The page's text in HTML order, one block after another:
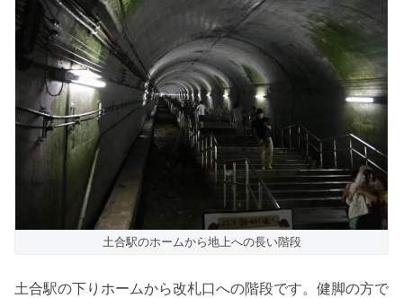
土合駅のホームから地上への長い階段
土合駅の下りホームから改札口への階段です。健脚の方で